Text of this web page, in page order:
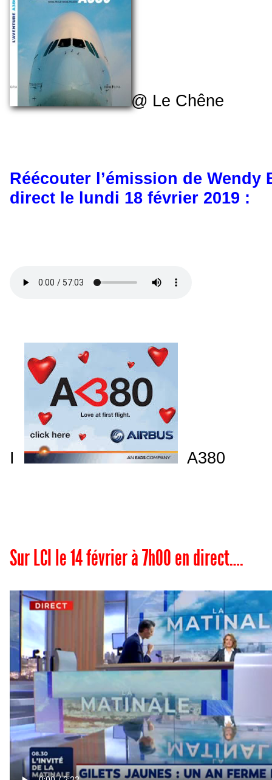
@ Le Chêne
Réécouter l’émission de
direct le lundi 18 février 2019 :
I A380
Sur LCI le 14 février à 7h00 en direct….